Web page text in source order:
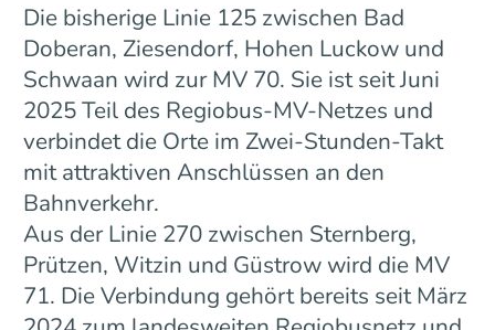
Die bisherige Linie 125 zwischen Bad
Doberan, Ziesendorf, Hohen Luckow und
Schwaan wird zur MV 70. Sie ist seit Juni
2025 Teil des Regiobus-MV-Netzes und
verbindet die Orte im Zwei-Stunden-Takt
mit attraktiven Anschlüssen an den
Bahnverkehr.
Aus der Linie 270 zwischen Sternberg,
Prützen, Witzin und Güstrow wird die MV
71. Die Verbindung gehört bereits seit März